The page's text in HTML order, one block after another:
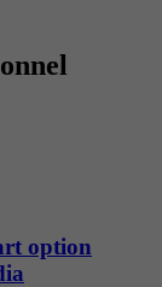
option